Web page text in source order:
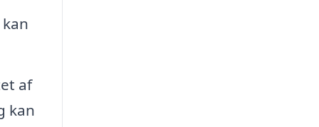
af
kan